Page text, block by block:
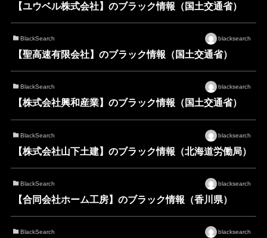
【ユウベル株式会社】のブラック情報（国土交通省）
BlackSearch blacksearch
【聖高速有限会社】のブラック情報（国土交通省）
BlackSearch blacksearch
【株式会社興和産業】のブラック情報（国土交通省）
BlackSearch blacksearch
【株式会社山下土建】のブラック情報（北海道労働局）
BlackSearch blacksearch
【合同会社ホーム工房】のブラック情報（香川県）
BlackSearch blacksearch